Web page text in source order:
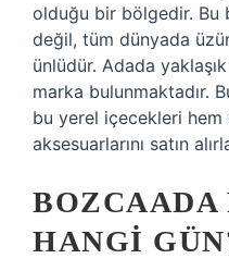
olduğu bir bölgedir. Bu
değil, tüm dünyada
ünlüdür. Adada
marka bulunmaktadır.
bu yerel içecekleri
aksesuarlarını satın
BOZCAADA
HANGI